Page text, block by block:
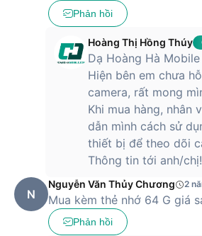
Phản hồi
Hoàng Thị Hồng Thúy
Dạ Hoàng Hà
Hiện bên em chưa
camera, rất mong
Khi mua hàng, nhân
dẫn mình cách sử
thiết bị để theo dõi
Thông tin tới anh/chị!
N
Nguyễn Văn Thủy Chương 2
Mua kèm thẻ nhớ 64 G giá
Phản hồi